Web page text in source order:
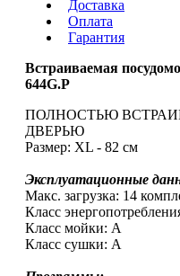
Доставка
Оплата
Гарантия
Встраиваемая
644G.P
ПОЛНОСТЬЮ
ДВЕРЬЮ
Размер: XL - 82 см
Эксплуатационные
Макс. загрузка: 14
Класс
Класс мойки: A
Класс сушки: A